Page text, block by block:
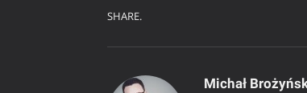
SHARE.
Michał